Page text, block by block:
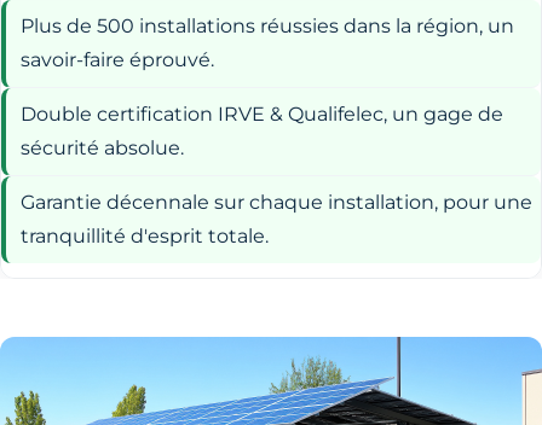
Plus de 500 installations réussies dans la région, un
savoir-faire éprouvé.
Double certification IRVE & Qualifelec, un gage de
sécurité absolue.
Garantie décennale sur chaque installation, pour une
tranquillité d'esprit totale.